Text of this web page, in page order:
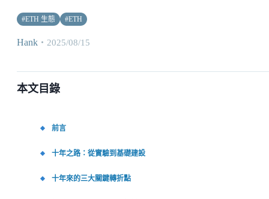
#ETH 生態 #ETH
Hank ・ 2025/08/15
本文目錄
前言
十年之路：從實驗到基礎建設
十年來的三大關鍵轉折點